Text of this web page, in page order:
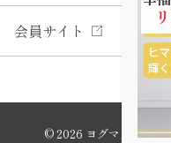
会員サイト
© 2026 ヨグマタ相川